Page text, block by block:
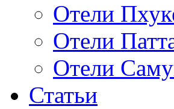
Отели
Отели
Отели
Статьи